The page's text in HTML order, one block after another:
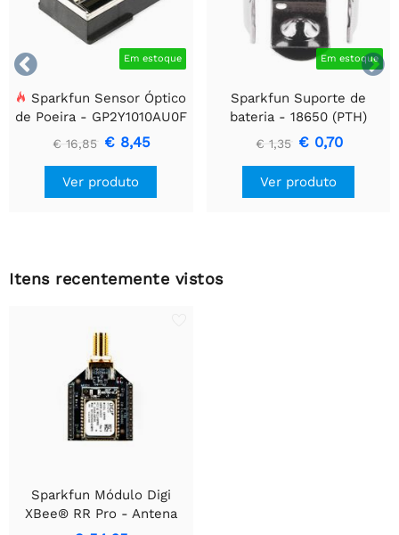

 Em estoque
Sparkfun Sensor Óptico
de Poeira - GP2Y1010AU0F
€ 16,85 € 8,45
Ver produto
Em estoque
Sparkfun Suporte de
bateria - 18650 (PTH)
€ 1,35 € 0,70
Ver produto
Itens recentemente vistos
Sparkfun Módulo Digi
XBee® RR Pro - Antena